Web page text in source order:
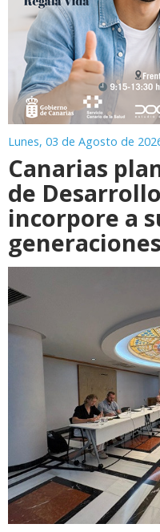
Lunes, 03 de Agosto de
Canarias
de
incorpore a